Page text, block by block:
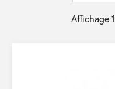
Affichage